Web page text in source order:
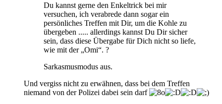
Du kannst gerne den Enkeltrick bei mir
versuchen, ich verabrede dann sogar ein
persönliches Treffen mit Dir, um die Kohle zu
übergeben ..... allerdings kannst Du Dir sicher
sein, dass diese Übergabe für Dich nicht so liefe,
wie mit der „Omi“. ?
Sarkasmusmodus aus.
Und vergiss nicht zu erwähnen, dass bei dem Treffen
niemand von der Polizei dabei sein darf